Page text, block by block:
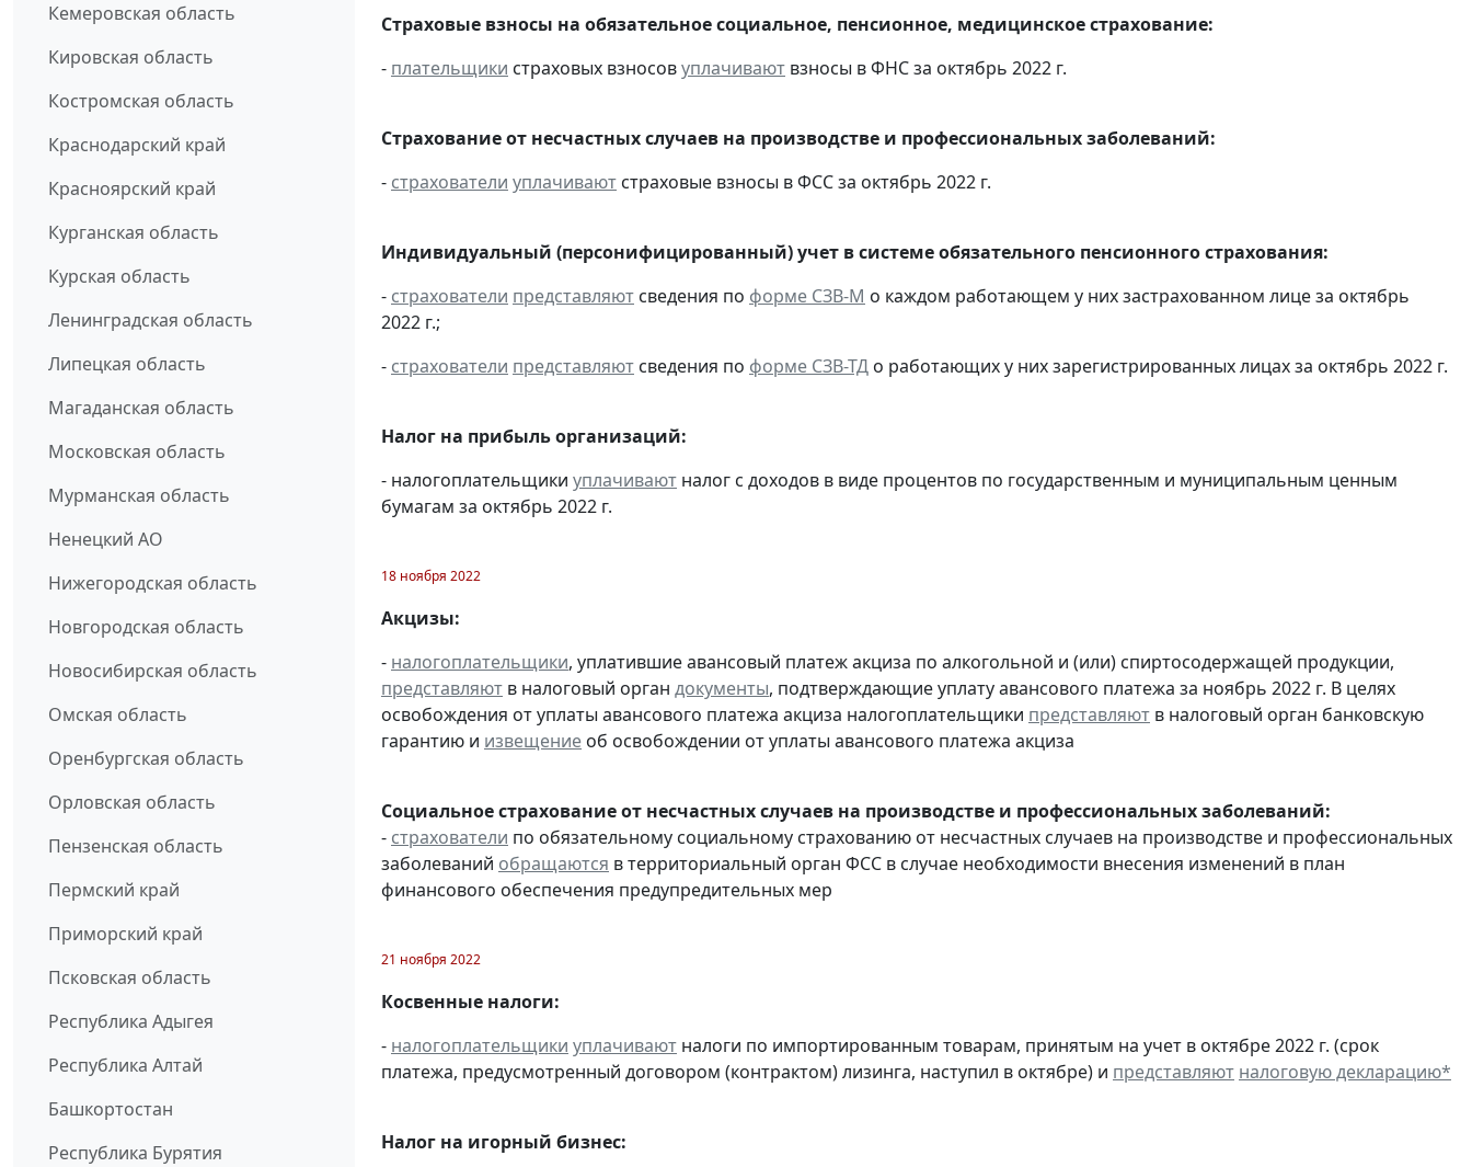
Кемеровская область
Кировская область
Костромская область
Краснодарский край
Красноярский край
Курганская область
Курская область
Ленинградская область
Липецкая область
Магаданская область
Московская область
Мурманская область
Ненецкий АО
Нижегородская область
Новгородская область
Новосибирская область
Омская область
Оренбургская область
Орловская область
Пензенская область
Пермский край
Приморский край
Псковская область
Республика Адыгея
Республика Алтай
Башкортостан
Республика Бурятия
Страховые взносы на обязательное социальное, пенсионное, медицинское страхование:
- плательщики страховых взносовуплачивают взносы в ФНС за октябрь 2022 г.
Страхование от несчастных случаев на производстве и профессиональных заболеваний:
- страхователи уплачивают страховые взносы в ФСС за октябрь 2022 г.
Индивидуальный (персонифицированный) учет в системе обязательного пенсионного страхования:
- страхователи представляют сведения по форме СЗВ-М о каждом работающем у них застрахованном лице за октябрь
2022 г.;
- страхователи представляют сведения по форме СЗВ-ТД о работающих у них зарегистрированных лицах за октябрь 2022 г.
Налог на прибыль организаций:
- налогоплательщики уплачивают налог с доходов в виде процентов по государственным и муниципальным ценным
бумагам за октябрь 2022 г.
18 ноября 2022
Акцизы:
- налогоплательщики, уплатившие авансовый платеж акциза по алкогольной и (или) спиртосодержащей продукции,
представляют в налоговый орган документы, подтверждающие уплату авансового платежа за ноябрь 2022 г. В целях
освобождения от уплаты авансового платежа акциза налогоплательщики представляют в налоговый орган банковскую
гарантию и извещение об освобождении от уплаты авансового платежа акциза
Социальное страхование от несчастных случаев на производстве и профессиональных заболеваний:
- страхователи по обязательному социальному страхованию от несчастных случаев на производстве и профессиональных
заболеваний обращаются в территориальный орган ФСС в случае необходимости внесения изменений в план
финансового обеспечения предупредительных мер
21 ноября 2022
Косвенные налоги:
- налогоплательщики уплачивают налоги по импортированным товарам, принятым на учет в октябре 2022 г. (срок
платежа, предусмотренный договором (контрактом) лизинга, наступил в октябре) и представляют налоговую декларацию*
Налог на игорный бизнес: